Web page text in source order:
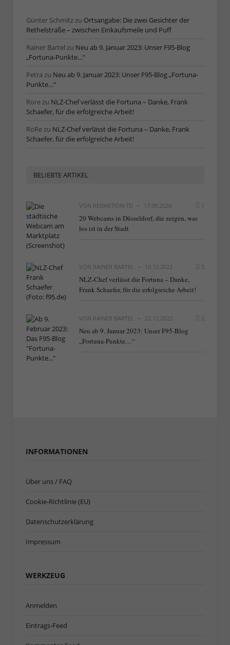
Günter Schmitzzu Ortsangabe: Die zwei Gesichter der
Rethelstraße – zwischen Einkaufsmeile und Puff
Rainer Bartel zu Neu ab 9. Januar 2023: Unser F95-Blog
„Fortuna-Punkte…“
Petra zu Neu ab 9. Januar 2023: Unser F95-Blog „Fortuna-
Punkte…“
Rorezu NLZ-Chef verlässt die Fortuna – Danke, Frank
Schaefer, für die erfolgreiche Arbeit!
RoRezu NLZ-Chef verlässt die Fortuna – Danke, Frank
Schaefer, für die erfolgreiche Arbeit!
BELIEBTE ARTIKEL
VON REDAKTION TD 17.09.2020 1
20 Webcams in Düsseldorf, die zeigen, was
los ist in der Stadt
VON RAINER BARTEL 10.12.2022 5
NLZ-Chef verlässt die Fortuna – Danke,
Frank Schaefer, für die erfolgreiche Arbeit!
VON RAINER BARTEL 22.12.2022 2
Neu ab 9. Januar 2023: Unser F95-Blog
„Fortuna-Punkte…“
INFORMATIONEN
Über uns / FAQ
Cookie-Richtlinie (EU)
Datenschutzerklärung
Impressum
WERKZEUG
Anmelden
Eintrags-Feed